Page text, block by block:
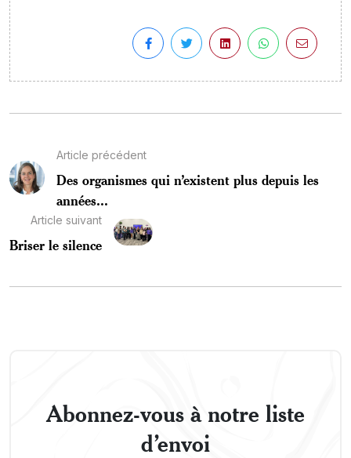
Article précédent
Des organismes qui n’existent plus depuis les
années...
Article suivant
Briser le silence
Abonnez-vous à notre liste
d’envoi